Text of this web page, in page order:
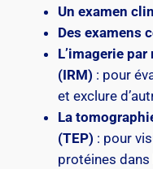
Un examen
Des examens
L’imagerie
(IRM) : pour
et exclure
La
(TEP) : pour
protéines dans